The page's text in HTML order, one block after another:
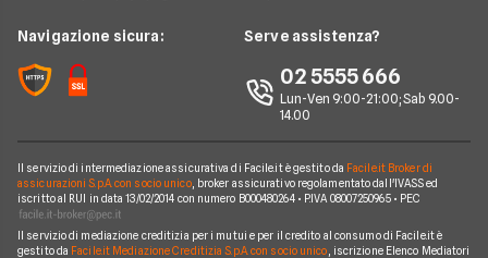
News
Chi siamo
Perché scegliere Facile.it
Mappa del sito
Prestiti Imprese
Prestiti Microcredito
Migliori Prestiti
Prestito per ristrutturazione
Prestiti per giovani
Intesa San Paolo
BNL
Fineco
Poste Italiane
Banche e finanziarie
Glossario Prestiti
Notizie Prestiti
Argomenti in evidenza Prestiti
Navigazione sicura: Serve assistenza?
02 5555 666
Lun-Ven 9:00-21:00; Sab 9.00-
14.00
Il servizio di intermediazione assicurativa di Facile.it è gestito da Facile.it Broker di
assicurazioni S.p.A. con socio unico, broker assicurativo regolamentato dall'IVASS ed
iscritto al RUI in data 13/02/2014 con numero B000480264 • P.IVA 08007250965 • PEC
Il servizio di mediazione creditizia per i mutui e per il credito al consumo di Facile.it è
gestito da Facile.it Mediazione Creditizia S.p.A. con socio unico , iscrizione Elenco Mediatori